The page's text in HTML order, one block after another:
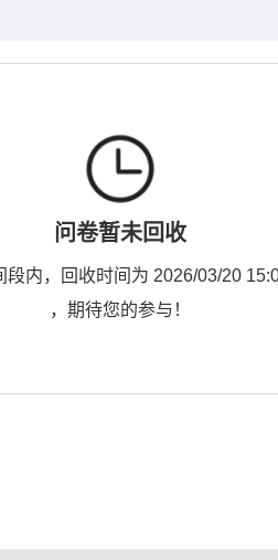
问卷暂未回收
段内，回收时间为 2026/03/20
，期待您的参与！